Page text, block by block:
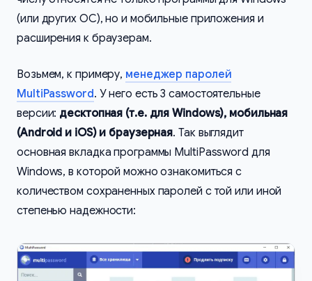
(или других ОС), но и мобильные приложения и
расширения к браузерам.
Возьмем, к примеру, менеджер паролей
MultiPassword. У него есть 3 самостоятельные
версии: десктопная (т.е. для Windows), мобильная
(Android и iOS) и браузерная. Так выглядит
основная вкладка программы MultiPassword для
Windows, в которой можно ознакомиться с
количеством сохраненных паролей с той или иной
степенью надежности: